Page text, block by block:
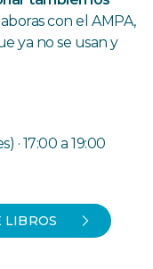
con el AMPA,
ya no se usan y
· 17:00 a 19:00
LIBROS